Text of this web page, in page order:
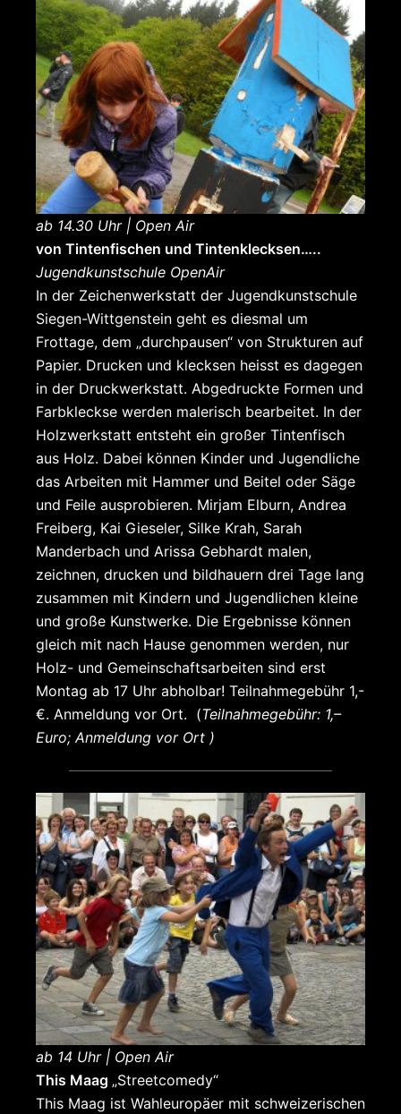
ab 14.30 Uhr | Open Air
von Tintenfischen und Tintenklecksen…..
Jugendkunstschule OpenAir
In der Zeichenwerkstatt der Jugendkunstschule
Siegen-Wittgenstein geht es diesmal um
Frottage, dem „durchpausen“ von Strukturen auf
Papier. Drucken und klecksen heisst es dagegen
in der Druckwerkstatt. Abgedruckte Formen und
Farbkleckse werden malerisch bearbeitet. In der
Holzwerkstatt entsteht ein großer Tintenfisch
aus Holz. Dabei können Kinder und Jugendliche
das Arbeiten mit Hammer und Beitel oder Säge
und Feile ausprobieren. Mirjam Elburn, Andrea
Freiberg, Kai Gieseler, Silke Krah, Sarah
Manderbach und Arissa Gebhardt malen,
zeichnen, drucken und bildhauern drei Tage lang
zusammen mit Kindern und Jugendlichen kleine
und große Kunstwerke. Die Ergebnisse können
gleich mit nach Hause genommen werden, nur
Holz- und Gemeinschaftsarbeiten sind erst
Montag ab 17 Uhr abholbar! Teilnahmegebühr 1,-
€. Anmeldung vor Ort. (Teilnahmegebühr: 1,–
Euro; Anmeldung vor Ort )
ab 14 Uhr | Open Air
This Maag „Streetcomedy“
This Maag ist Wahleuropäer mit schweizerischen